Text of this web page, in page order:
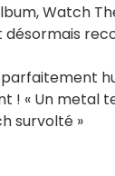
Watch
! « Un metal
survolté »